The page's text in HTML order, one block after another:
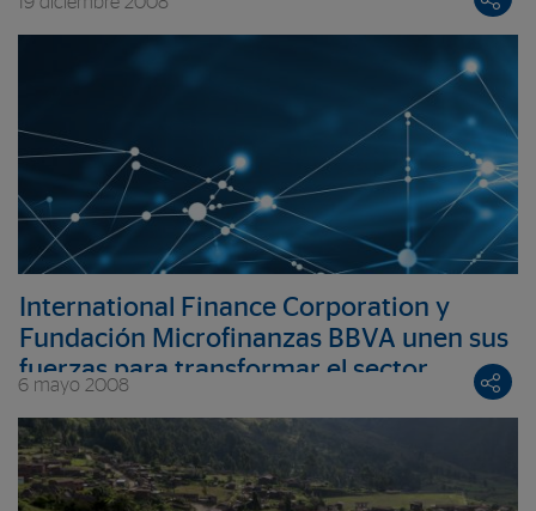
situación de pobreza en Colombia y Chile
International Finance Corporation y
Fundación Microfinanzas BBVA unen sus
fuerzas para transformar el sector
microfinanciero en Latinoamérica
6 mayo 2008